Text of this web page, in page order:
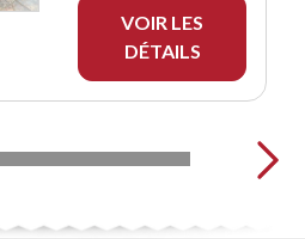
VOIR LES
DÉTAILS